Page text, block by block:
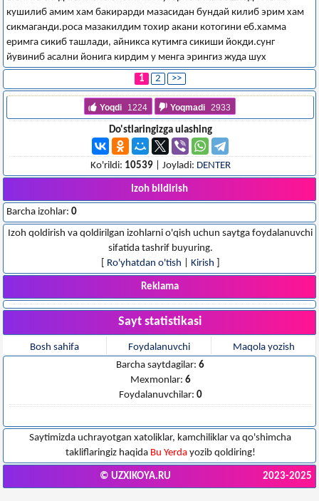
кушилиб амим хам бакирарди мазасидан бундай килиб эрим хам
сикмаганди.роса мазакилдим тохир акани котогини еб.хамма
еримга сикиб ташлади, айникса кутимга сикиши йокди.сунг
йувиниб асални йонига кирдим у менга эрингиз жуда шух
1
2 >>
Yoqdi 1224 Yoqmadi 2933
Do'stlaringizga ulashing
Ko'rildi: 10539| Joyladi: DENTER
Izoh bildirish
Barcha izohlar: 0
Izoh qoldirish va qoldirilgan izohlarni o'qish uchun saytga foydalanuvchi
sifatida tashrif buyuring.
Ro'yhatdan o'tish Kirish
Reklama
Sayt statistikasi
Bosh sahifa Foydalanuvchi
Maqola yozish
Barcha saytdagilar: 6
Mexmonlar: 6
Foydalanuvchilar: 0
Saytimizda uchrayotgan xatoliklar, kamchiliklar va qo'shimcha
takliflaringiz haqida Bu Yerda yozib qoldiring!
© UZXIKOYA.RU 2023-2025